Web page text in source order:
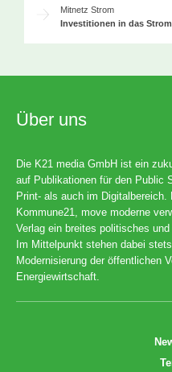
Mitnetz Strom
Investitionen in das
Über uns
Die K21 media GmbH ist ein
auf Publikationen für den Public
Print- als auch im
Kommune21, move moderne
Verlag ein breites politisches
Im Mittelpunkt stehen dabei
Modernisierung der öffentlichen
Energiewirtschaft.